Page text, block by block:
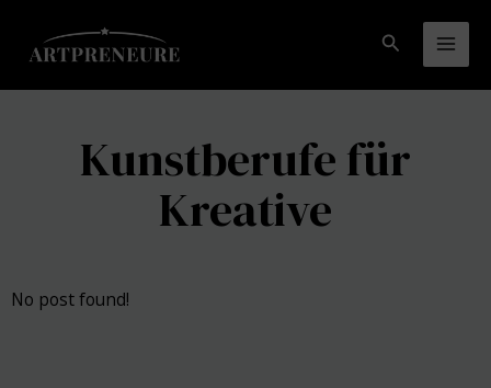
Inhalt
springen
Suchen
Kunstberufe für
Kreative
No post found!